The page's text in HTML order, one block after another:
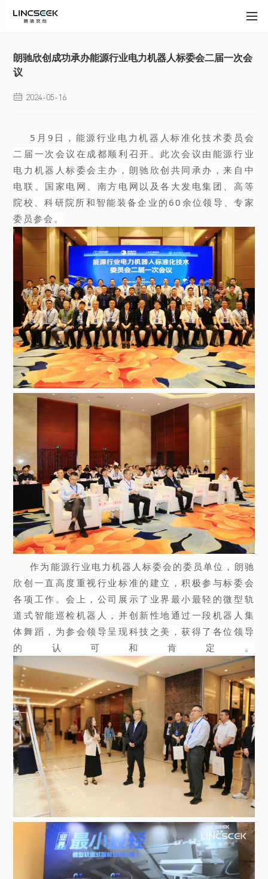
朗驰欣创成功承办能源行业电力机器人标委会二届一次会
议
 2024-05-16
5月9日，能源行业电力机器人标准化技术委员会
二届一次会议在成都顺利召开。此次会议由能源行业
电力机器人标委会主办 ，朗驰欣创共同承办，来自中
电联、国家电网、南方电网以及各大发电集团、高等
院校、科研院所和智能装备企业的60余位领导、专家
委员参会。
作为能源行业电力机器人标委会的委员单位，朗驰
欣创一直高度重视行业标准的建立，积极参与标委会
各项工作。会上，公司展示了业界最小最轻的微型轨
道式智能巡检机器人，并创新性地通过一段机器人集
体舞蹈，为参会领导呈现科技之美，获得了各位领导
的认可和肯定。